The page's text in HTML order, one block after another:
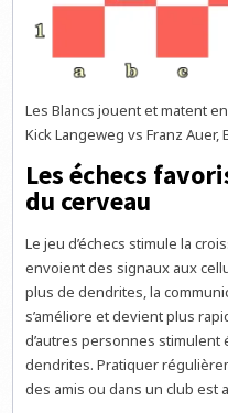
Les Blancs jouent et matent
Kick Langeweg vs Franz Auer,
Les échecs
du cerveau
Le jeu d’échecs stimule la
envoient des signaux aux
plus de dendrites, la
s’améliore et devient plus
d’autres personnes stimulent
dendrites. Pratiquer
des amis ou dans un club est